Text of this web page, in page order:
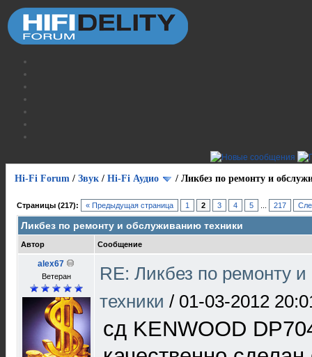
Hi-Fi Forum / Звук / Hi-Fi Аудио / Ликбез по ремонту и
Страницы (217): « Предыдущая страница 1 2 3 4 5 217
Ликбез по ремонту и обслуживанию техники
Автор Сообщение
alex67
Ветеран
RE: Ликбез по ремонту
техники / 01-03-2012
сд KENWOOD